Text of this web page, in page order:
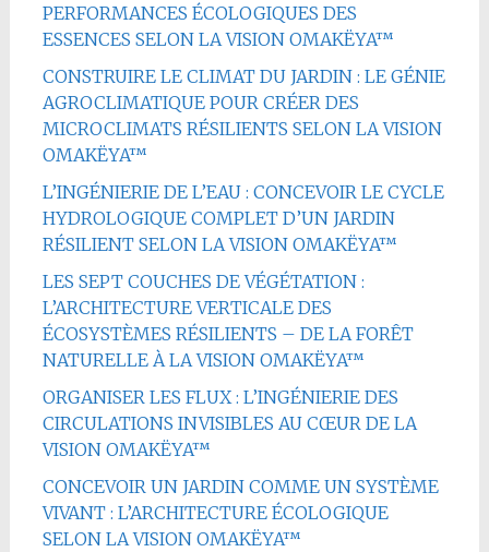
PERFORMANCES ÉCOLOGIQUES DES
ESSENCES SELON LA VISION OMAKËYA™
CONSTRUIRE LE CLIMAT DU JARDIN : LE GÉNIE
AGROCLIMATIQUE POUR CRÉER DES
MICROCLIMATS RÉSILIENTS SELON LA VISION
OMAKËYA™
L’INGÉNIERIE DE L’EAU : CONCEVOIR LE CYCLE
HYDROLOGIQUE COMPLET D’UN JARDIN
RÉSILIENT SELON LA VISION OMAKËYA™
LES SEPT COUCHES DE VÉGÉTATION :
L’ARCHITECTURE VERTICALE DES
ÉCOSYSTÈMES RÉSILIENTS – DE LA FORÊT
NATURELLE À LA VISION OMAKËYA™
ORGANISER LES FLUX : L’INGÉNIERIE DES
CIRCULATIONS INVISIBLES AU CŒUR DE LA
VISION OMAKËYA™
CONCEVOIR UN JARDIN COMME UN SYSTÈME
VIVANT : L’ARCHITECTURE ÉCOLOGIQUE
SELON LA VISION OMAKËYA™